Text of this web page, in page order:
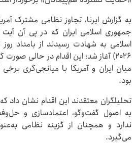
به گزارش ایرنا، تجاوز نظامی مشترک
جمهوری اسلامی ایران که در پی آن آیت
۲۰۲۶) آغاز شد؛ این اقدام در حالی
میان ایران و آمریکا با میانجی‌گری
بود.
تحلیلگران معتقدند این اقدام نشان داد
به اصول گفت‌وگو، اعتمادسازی و
ندارد و همچنان از گزینه نظامی
می‌گیرد.